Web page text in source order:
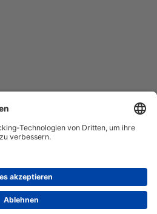
Datenschutz
Service
Impressum